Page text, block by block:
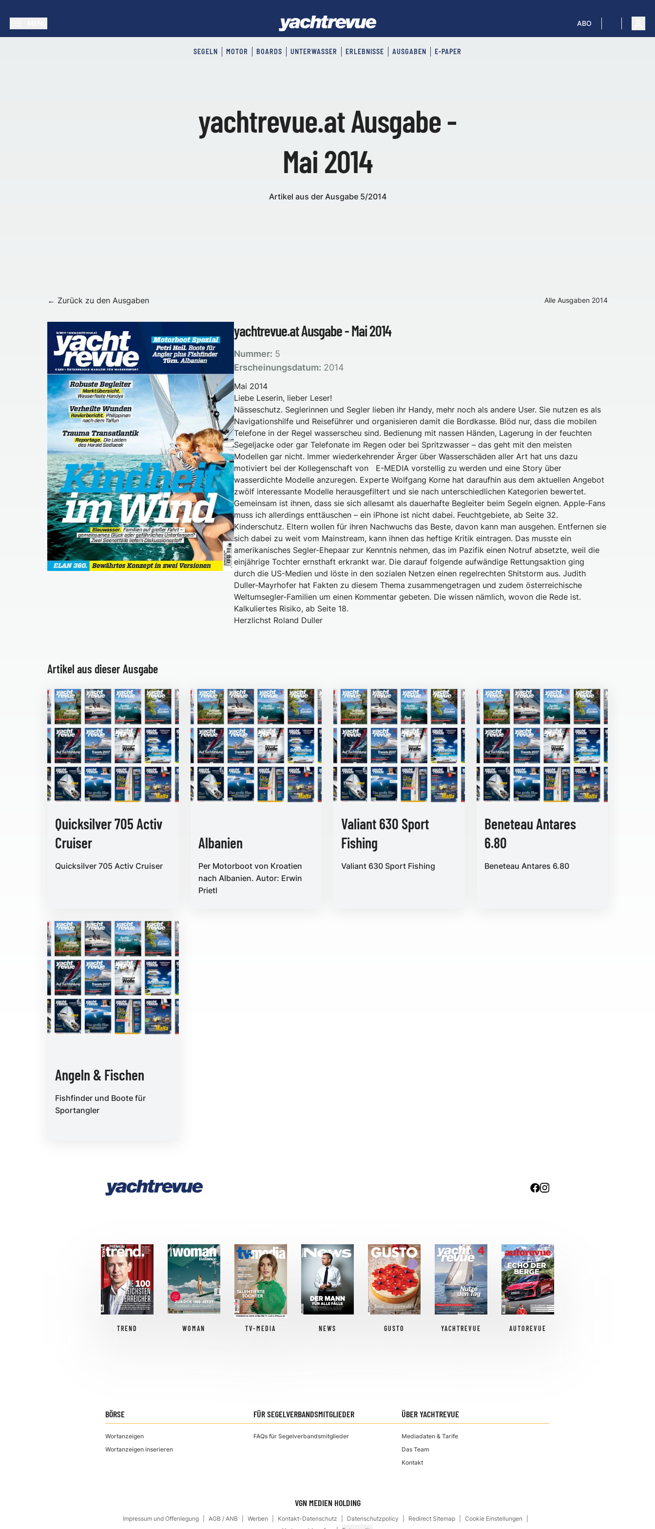
ABO
SEGELN MOTOR BOARDS UNTERWASSER ERLEBNISSE AUSGABEN E-PAPER
yachtrevue.at Ausgabe -
Mai 2014
Artikel aus der Ausgabe 5/2014
← Zurück zu den Ausgaben Alle Ausgaben 2014
yachtrevue.at Ausgabe - Mai 2014
Nummer: 5
Erscheinungsdatum: 2014
Mai 2014
Liebe Leserin, lieber Leser!
Nässeschutz. Seglerinnen und Segler lieben ihr Handy, mehr noch als andere User. Sie nutzen es als
Navigationshilfe und Reiseführer und organisieren damit die Bordkasse. Blöd nur, dass die mobilen
Telefone in der Regel wasserscheu sind. Bedienung mit nassen Händen, Lagerung in der feuchten
Segeljacke oder gar Telefonate im Regen oder bei Spritzwasser – das geht mit den meisten
Modellen gar nicht. Immer wiederkehrender Ärger über Wasserschäden aller Art hat uns dazu
motiviert bei der Kollegenschaft von E-MEDIA vorstellig zu werden und eine Story über
wasserdichte Modelle anzuregen. Experte Wolfgang Korne hat daraufhin aus dem aktuellen Angebot
zwölf interessante Modelle herausgefiltert und sie nach unterschiedlichen Kategorien bewertet.
Gemeinsam ist ihnen, dass sie sich allesamt als dauerhafte Begleiter beim Segeln eignen. Apple-Fans
muss ich allerdings enttäuschen – ein iPhone ist nicht dabei. Feuchtgebiete, ab Seite 32.
Kinderschutz. Eltern wollen für ihren Nachwuchs das Beste, davon kann man ausgehen. Entfernen sie
sich dabei zu weit vom Mainstream, kann ihnen das heftige Kritik eintragen. Das musste ein
amerikanisches Segler-Ehepaar zur Kenntnis nehmen, das im Pazifik einen Notruf absetzte, weil die
einjährige Tochter ernsthaft erkrankt war. Die darauf folgende aufwändige Rettungsaktion ging
durch die US-Medien und löste in den sozialen Netzen einen regelrechten Shitstorm aus. Judith
Duller-Mayrhofer hat Fakten zu diesem Thema zusammengetragen und zudem öster­reichische
Weltumsegler-Familien um einen Kommentar gebeten. Die wissen nämlich, wovon die Rede ist.
Kalkuliertes Risiko, ab Seite 18.
Herzlichst Roland Duller
Artikel aus dieser Ausgabe
Quicksilver 705 Activ
Cruiser
Quicksilver 705 Activ Cruiser
Albanien
Per Motorboot von Kroatien
nach Albanien. Autor: Erwin
Prietl
Valiant 630 Sport
Fishing
Valiant 630 Sport Fishing
Beneteau Antares
6.80
Beneteau Antares 6.80
Angeln & Fischen
Fishfinder und Boote für
Sportangler
TREND WOMAN TV-MEDIA NEWS GUSTO YACHTREVUE AUTOREVUE
BÖRSE
Wortanzeigen
Wortanzeigen inserieren
FÜR SEGELVERBANDSMITGLIEDER
FAQs für Segelverbandsmitglieder
ÜBER YACHTREVUE
Mediadaten & Tarife
Das Team
Kontakt
VGN MEDIEN HOLDING
Impressum und Offenlegung AGB / ANB Werben Kontakt-Datenschutz Datenschutzpolicy Redirect Sitemap
Cookie Einstellungen